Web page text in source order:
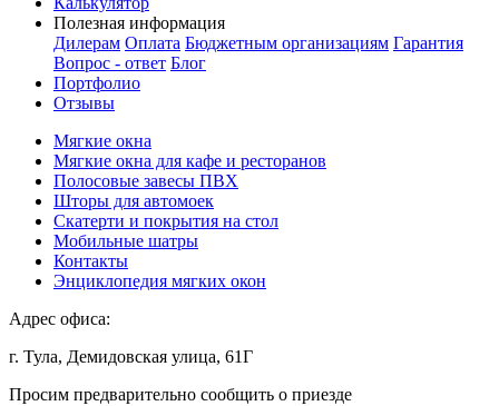
Полезная информация
Дилерам Оплата Бюджетным организациям Гарантия
Вопрос - ответ Блог
Портфолио
Отзывы
Мягкие окна
Мягкие окна для кафе и ресторанов
Полосовые завесы ПВХ
Шторы для автомоек
Скатерти и покрытия на стол
Мобильные шатры
Контакты
Энциклопедия мягких окон
Адрес офиса:
г. Тула, Демидовская улица, 61Г
Просим предварительно сообщить о приезде